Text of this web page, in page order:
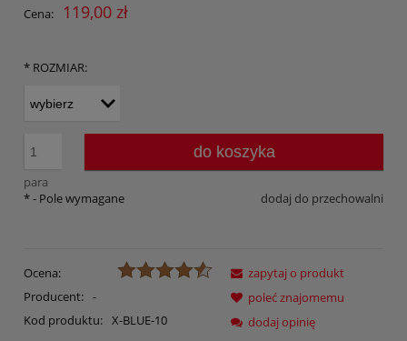
Cena: 119,00 zł
* ROZMIAR:
para
do koszyka
dodaj do przechowalni
*- Pole wymagane
Ocena:
Producent: -
Kod produktu: X-BLUE-10
zapytaj o produkt
poleć znajomemu
dodaj opinię